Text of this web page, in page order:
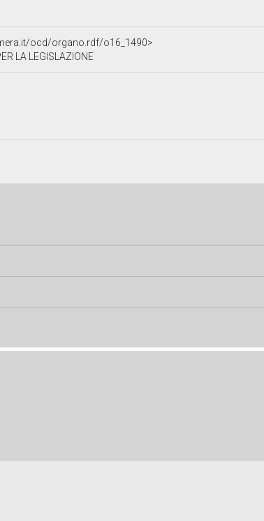
ocd/organo.rdf/o16_1490>
LA LEGISLAZIONE